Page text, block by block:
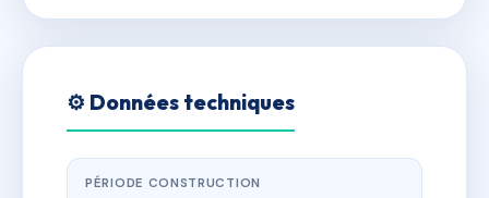
⚙️ Données techniques
PÉRIODE CONSTRUCTION